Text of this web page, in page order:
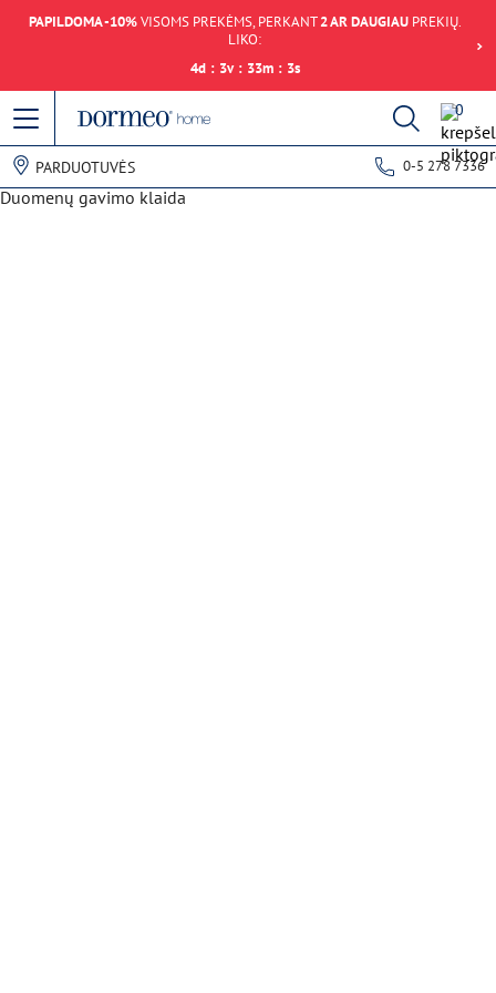
PAPILDOMA -10%VISOMS PREKĖMS, PERKANT2 AR DAUGIAUPREKIŲ.
LIKO:
4d : 3v : 33m : 3s
0
PARDUOTUVĖS 0-5 278 7336
Duomenų gavimo klaida